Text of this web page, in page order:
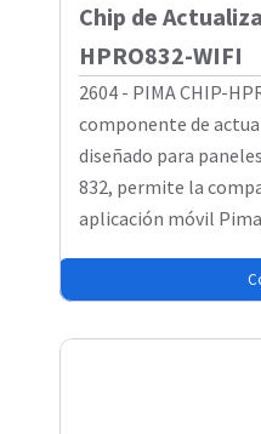
Chip de
HPRO832-WIFI
2604 - PIMA CHIP-
componente de
diseñado para
832, permite la
aplicación móvil